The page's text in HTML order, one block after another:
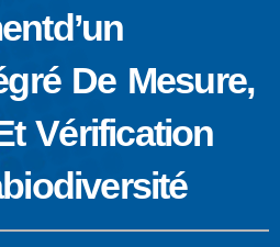
De Mesure,
Vérification